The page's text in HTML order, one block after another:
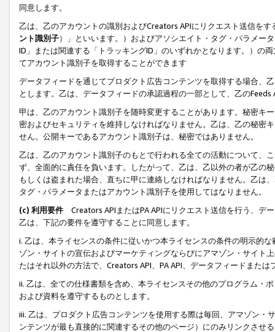
同意します。
乙は、乙のアカウントの識別およびCreators APIにリクエスト送信を
ント識別子）」といいます。）およびアソシエイト・タグ・パラメー
ID」または関連する「トラッキングID」のいずれかとなります。）の
てアカウント識別子を取得することができます
データフィードを通じてプロダクト広告コンテンツを取得する場合、
とします。乙は、データフィードの承認過程の一部として、乙の
甲は、乙のアカウント識別子を随時変更することがあります。秘密キ
密およびセキュリティを維持しなければなりません。乙は、乙の秘密
せん。公開キーであるアカウント識別子は、秘密ではありません。
乙は、乙のアカウント識別子のもとで行われる全ての活動について、
ず、全面的に責任を負います。したがって、乙は、乙以外の者が乙の
もしくは盗まれた場合、直ちに甲に連絡しなければなりません。乙は
タグ・パラメータまたはアカウント識別子を使用してはなりません。
(c) 利用要件 Creators APIまたはPA APIにリクエスト送信を行う、デ
乙は、下記の要件を遵守することに同意します。
i. 乙は、本ライセンスの条件に従いかつ本ライセンスの条件の明示的
ゾン・サイトの宣伝およびマーケティングならびにアマゾン・サイト
たはそれ以外の方法で、Creators API、PA API、データフィードまた
ii. 乙は、全ての仕様書類を含め、本ライセンスその他のプログラム・
および資料を遵守するものとします。
iii. 乙は、プロダクト広告コンテンツを使用する際は毎回、アマゾン
ンテンツが最も直接的に関連するその他のページ）にのみリンクさせ